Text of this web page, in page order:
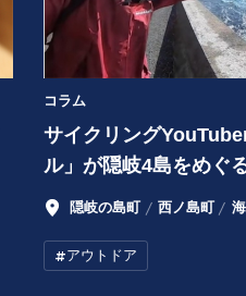
コラム
サイクリング
ル」が隠岐4島をめぐ
隠岐の島町 西ノ島町
#アウトドア